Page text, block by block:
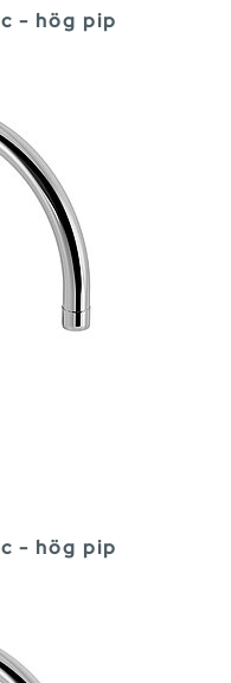
- hög pip
- hög pip